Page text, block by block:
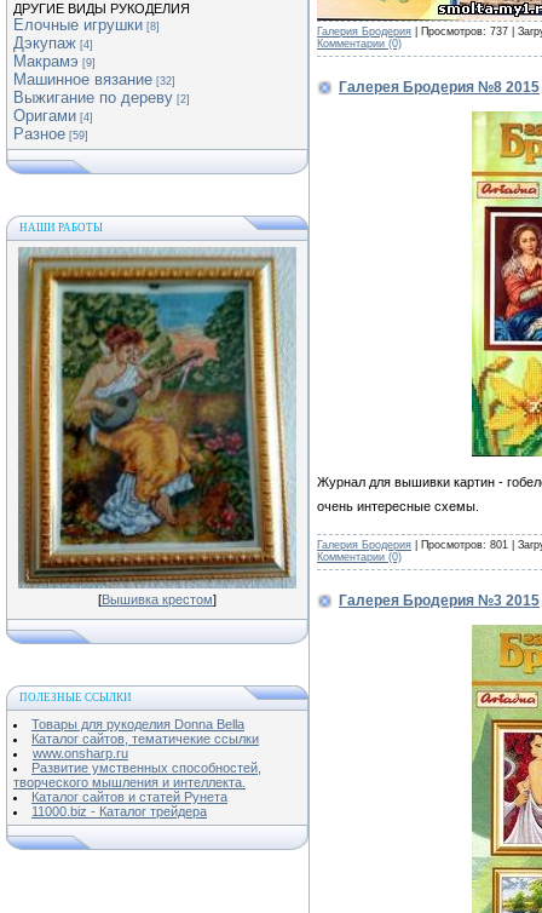
ДРУГИЕ ВИДЫ РУКОДЕЛИЯ
Елочные игрушки [8]
Дэкупаж [4]
Макрамэ [9]
Машинное вязание [32]
Выжигание по дереву [2]
Оригами [4]
Разное [59]
НАШИ РАБОТЫ
[Вышивка крестом]
ПОЛЕЗНЫЕ ССЫЛКИ
Товары для рукоделия Donna Bella
Каталог сайтов, тематичекие ссылки
www.onsharp.ru
Развитие умственных способностей,
творческого мышления и интеллекта.
Каталог сайтов и статей Рунета
11000.biz - Каталог трейдера
Галерия Бродерия | Просмотров: 737 |
Комментарии (0)
Галерея Бродерия №8 2015
Журнал для вышивки картин -
очень интересные схемы.
Галерия Бродерия | Просмотров: 801 |
Комментарии (0)
Галерея Бродерия №3 2015